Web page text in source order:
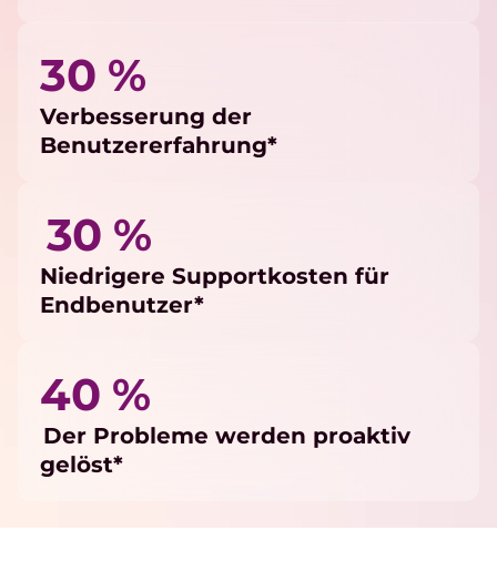
30 %
Verbesserung der
Benutzererfahrung*
30 %
Niedrigere Supportkosten für
Endbenutzer*
40 %
Der Probleme werden proaktiv
gelöst*